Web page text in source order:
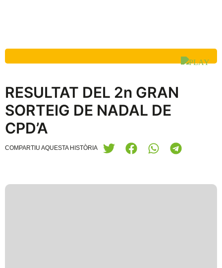
RESULTAT DEL 2n GRAN
SORTEIG DE NADAL DE
CPD’A
COMPARTIU AQUESTA HISTÒRIA